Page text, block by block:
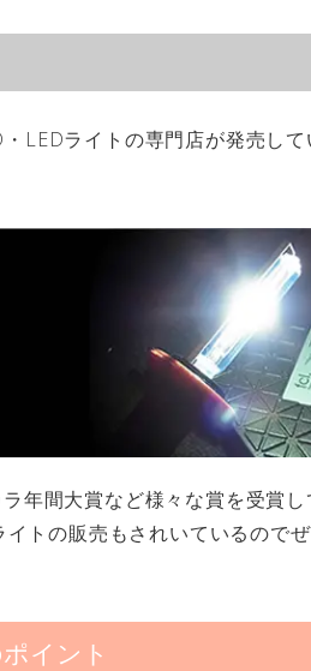
LEDライトの専門店が発売して
年間大賞など様々な賞を受賞
トの販売もされいているので
イント